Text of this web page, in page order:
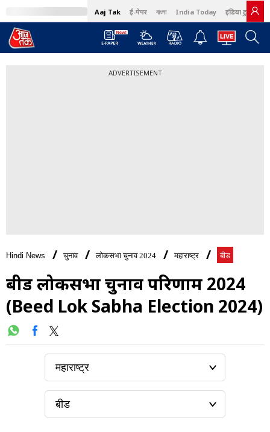
Aaj Tak ई-पेपर বাংলা India Today इंडिया टुडे हिंदी
ADVERTISEMENT
Hindi News चुनाव लोकसभा चुनाव 2024 महाराष्ट्र बीड
बीड लोकसभा चुनाव परिणाम 2024
(Beed Lok Sabha Election 2024)